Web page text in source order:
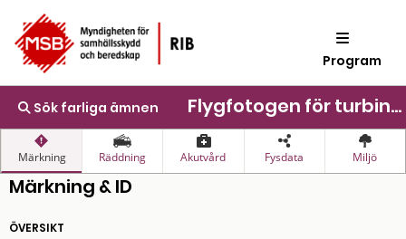
Program
Sök farliga ämnen Flygfotogen för turbinmotor
Märkning Räddning Akutvård Fysdata Miljö
Märkning & ID
ÖVERSIKT